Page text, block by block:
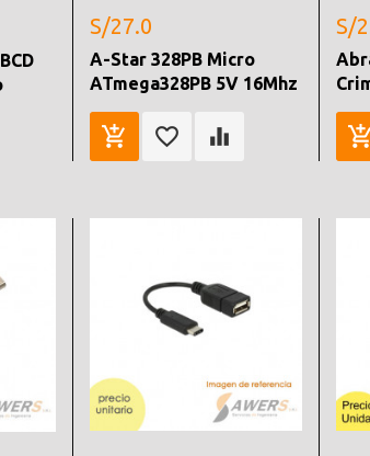
S/27.0
A-Star 328PB Micro
ATmega328PB 5V 16Mhz
S/